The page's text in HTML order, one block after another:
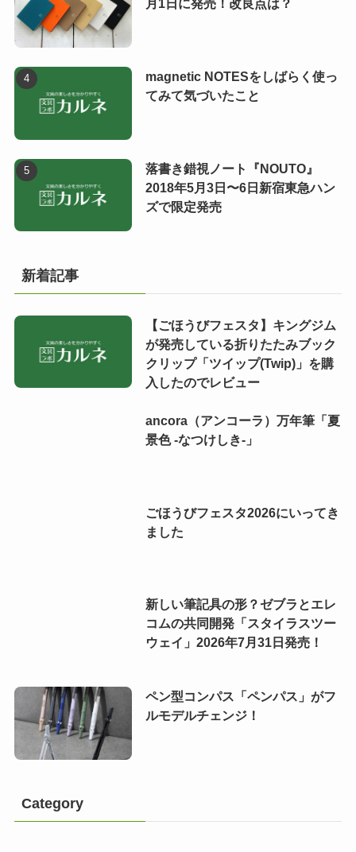
月1日に発売！改良点は？
magnetic NOTESをしばらく使っ
てみて気づいたこと
落書き錯視ノート『NOUTO』
2018年5月3日〜6日新宿東急ハン
ズで限定発売
新着記事
【ごほうびフェスタ】キングジム
が発売している折りたたみブック
クリップ「ツイップ(Twip)」を購
入したのでレビュー
ancora（アンコーラ）万年筆「夏
景色 -なつけしき-」
ごほうびフェスタ2026にいってき
ました
新しい筆記具の形？ゼブラとエレ
コムの共同開発「スタイラスツー
ウェイ」2026年7月31日発売！
ペン型コンパス「ペンパス」がフ
ルモデルチェンジ！
Category